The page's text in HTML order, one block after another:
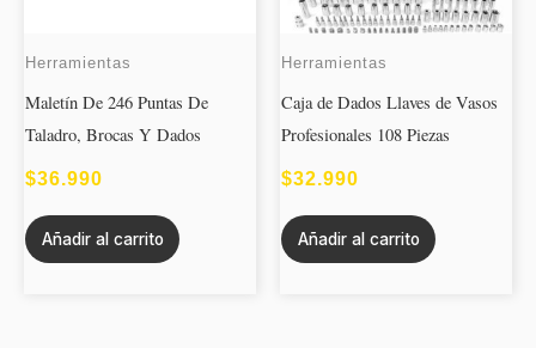
Herramientas
Maletín De 246 Puntas De
Taladro, Brocas Y Dados
$36.990
Añadir al carrito
Herramientas
Caja de Dados Llaves de Vasos
Profesionales 108 Piezas
$32.990
Añadir al carrito